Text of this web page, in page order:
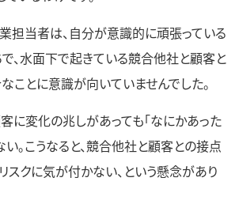
担当者は、自分が意識的に頑張っている
、水面下で起きている競合他社と顧客と
ことに意識が向いていませんでした。
に変化の兆しがあっても「なにかあった
い。こうなると、競合他社と顧客との接点
スクに気が付かない、という懸念があり